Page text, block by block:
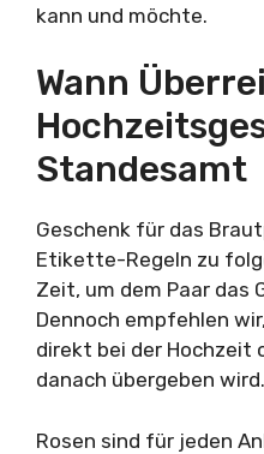
kann und möchte.
Wann
Standesamt
Geschenk für das
Etikette-Regeln zu
Zeit, um dem Paar das
Dennoch empfehlen
direkt bei der Hochzeit
danach übergeben wird.
Rosen sind für jeden